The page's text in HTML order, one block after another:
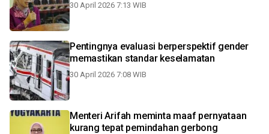
30 April 2026 7:13 WIB
Pentingnya evaluasi berperspektif gender
memastikan standar keselamatan
30 April 2026 7:08 WIB
Menteri Arifah meminta maaf pernyataan
kurang tepat pemindahan gerbong